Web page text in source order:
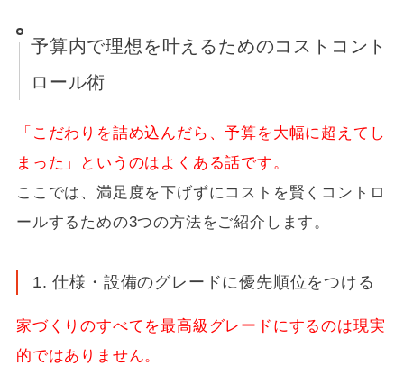
予算内で理想を叶えるためのコストコント
ロール術
「こだわりを詰め込んだら、予算を大幅に超えてし
まった」というのはよくある話です。
ここでは、満足度を下げずにコストを賢くコントロ
ールするための3つの方法をご紹介します。
1. 仕様・設備のグレードに優先順位をつける
家づくりのすべてを最高級グレードにするのは現実
的ではありません。